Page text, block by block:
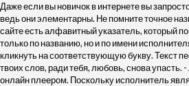
Даже если вы новичок в интернете вы
ведь они элементарны. Не помните точное
сайте есть алфавитный указатель, который
только по названию, но и по имени
кликнуть на соответствующую букву. Текст
твоих слов, ради тебя, любовь, снова упасть.
онлайн плеером. Поскольку исполнитель